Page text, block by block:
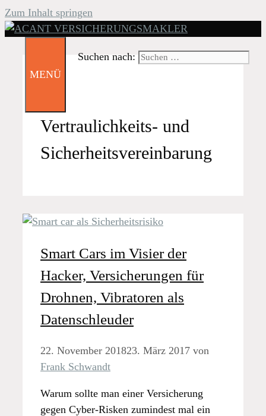
Zum Inhalt springen
Suchen nach:
MENÜ
Vertraulichkeits- und
Sicherheitsvereinbarung
Smart Cars im Visier der
Hacker, Versicherungen für
Drohnen, Vibratoren als
Datenschleuder
22. November 201823. März 2017 von
Frank Schwandt
Warum sollte man einer Versicherung
gegen Cyber-Risken zumindest mal ein